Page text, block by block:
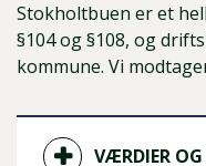
Stokholtbuen er et
§104 og §108, og
kommune. Vi
VÆRDIER